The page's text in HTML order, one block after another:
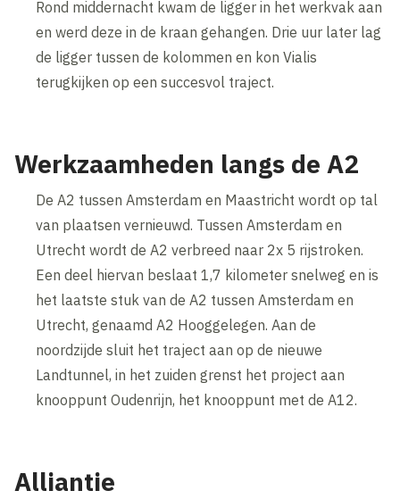
Rond middernacht kwam de ligger in het werkvak aan
en werd deze in de kraan gehangen. Drie uur later lag
de ligger tussen de kolommen en kon Vialis
terugkijken op een succesvol traject.
Werkzaamheden langs de A2
De A2 tussen Amsterdam en Maastricht wordt op tal
van plaatsen vernieuwd. Tussen Amsterdam en
Utrecht wordt de A2 verbreed naar 2x 5 rijstroken.
Een deel hiervan beslaat 1,7 kilometer snelweg en is
het laatste stuk van de A2 tussen Amsterdam en
Utrecht, genaamd A2 Hooggelegen. Aan de
noordzijde sluit het traject aan op de nieuwe
Landtunnel, in het zuiden grenst het project aan
knooppunt Oudenrijn, het knooppunt met de A12.
Alliantie